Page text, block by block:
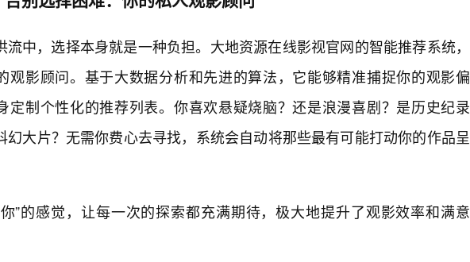
流中，选择本身就是一种负担。大地资源在线影视官网的智能推荐系统，
观影顾问。基于大数据分析和先进的算法，它能够精准捕捉你的观影偏
定制个性化的推荐列表。你喜欢悬疑烧脑？还是浪漫喜剧？是历史纪录
幻大片？无需你费心去寻找，系统会自动将那些最有可能打动你的作品呈
”的感觉，让每一次的探索都充满期待，极大地提升了观影效率和满意